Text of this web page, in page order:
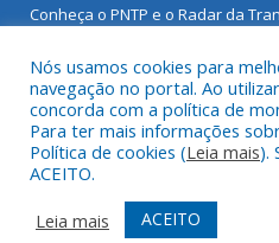
Conheça o PNTP e o Radar da
Todos os direitos reservados a
Mapa do Site
Acessar Área
Nós usamos cookies para
navegação no portal. Ao
concorda com a política de
Para ter mais informações
Política de cookies (Leia mais).
ACEITO.
Leia mais
ACEITO